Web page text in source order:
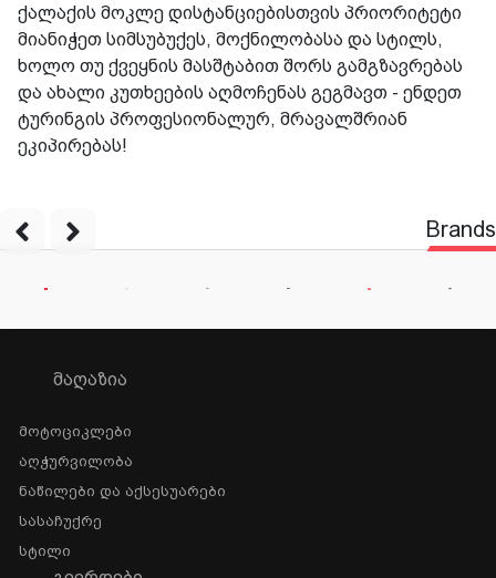
ქალაქის მოკლე დისტანციებისთვის პრიორიტეტი
მიანიჭეთ სიმსუბუქეს, მოქნილობასა და სტილს,
ხოლო თუ ქვეყნის მასშტაბით შორს გამგზავრებას
და ახალი კუთხეების აღმოჩენას გეგმავთ - ენდეთ
ტურინგის პროფესიონალურ, მრავალშრიან
ეკიპირებას!
Brands
ᲛᲐᲦᲐᲖᲘᲐ
Მოტოციკლები
Აღჭურვილობა
Ნაწილები Და Აქსესუარები
Სასაჩუქრე
Სტილი